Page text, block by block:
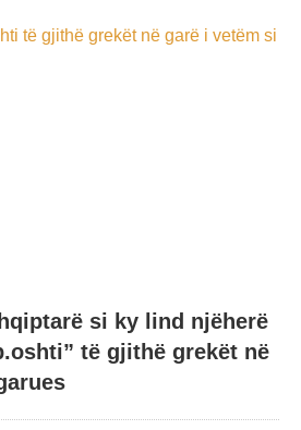
si ky lind njëherë
të gjithë grekët në